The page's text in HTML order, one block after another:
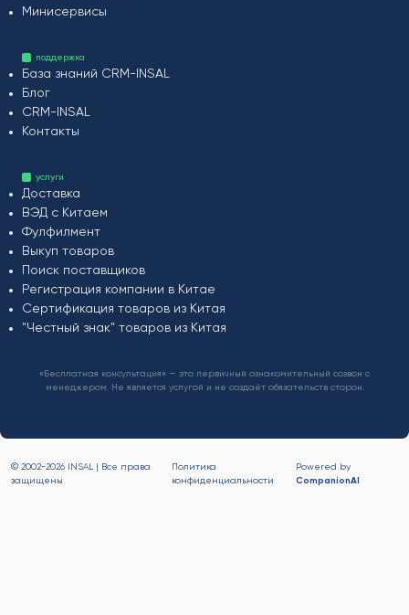
Минисервисы
поддержка
База знаний CRM-INSAL
Блог
CRM-INSAL
Контакты
услуги
Доставка
ВЭД с Китаем
Фулфилмент
Выкуп товаров
Поиск поставщиков
Регистрация компании в Китае
Сертификация товаров из Китая
"Честный знак" товаров из Китая
«Бесплатная консультация» — это первичный ознакомительный созвон с
менеджером. Не является услугой и не создаёт обязательств сторон.
© 2002-2026 INSAL | Все права
защищены
Политика
конфиденциальности
Powered by
CompanionAI